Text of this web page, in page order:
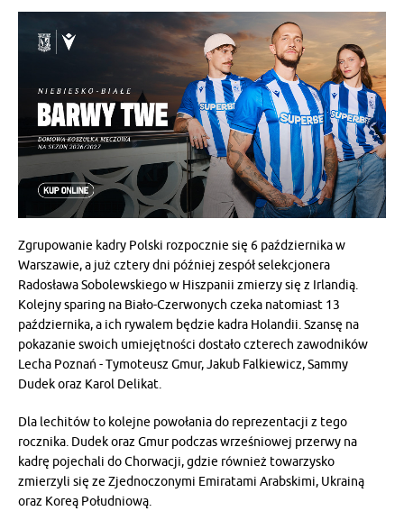
Zgrupowanie kadry Polski rozpocznie się 6 października w
Warszawie, a już cztery dni później zespół selekcjonera
Radosława Sobolewskiego w Hiszpanii zmierzy się z Irlandią.
Kolejny sparing na Biało-Czerwonych czeka natomiast 13
października, a ich rywalem będzie kadra Holandii. Szansę na
pokazanie swoich umiejętności dostało czterech zawodników
Lecha Poznań - Tymoteusz Gmur, Jakub Falkiewicz, Sammy
Dudek oraz Karol Delikat.
Dla lechitów to kolejne powołania do reprezentacji z tego
rocznika. Dudek oraz Gmur podczas wrześniowej przerwy na
kadrę pojechali do Chorwacji, gdzie również towarzysko
zmierzyli się ze Zjednoczonymi Emiratami Arabskimi, Ukrainą
oraz Koreą Południową.